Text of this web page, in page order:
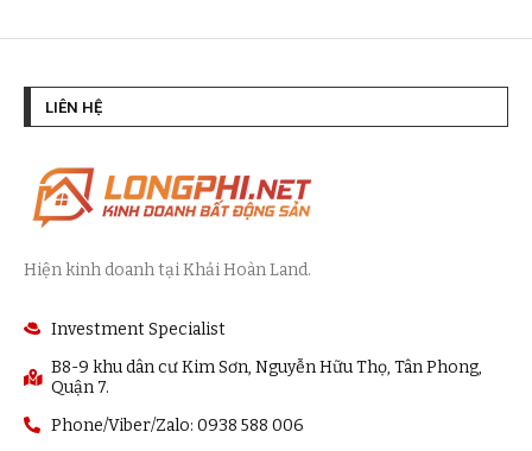
LIÊN HỆ
Hiện kinh doanh tại Khải Hoàn Land.
Investment Specialist
B8-9 khu dân cư Kim Sơn, Nguyễn Hữu Thọ, Tân Phong,
Quận 7.
Phone/Viber/Zalo: 0938 588 006